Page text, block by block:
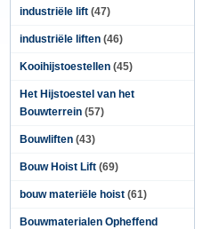
industriële lift (47)
industriële liften (46)
Kooihijstoestellen (45)
Het Hijstoestel van het
Bouwterrein (57)
Bouwliften (43)
Bouw Hoist Lift (69)
bouw materiële hoist (61)
Bouwmaterialen Opheffend